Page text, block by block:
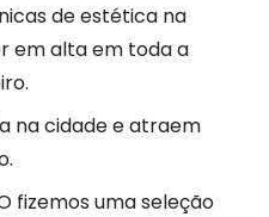
de estética na
em alta em toda a
na cidade e atraem
fizemos uma seleção